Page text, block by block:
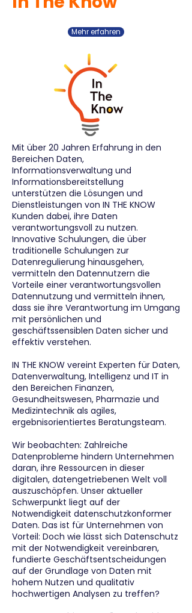
Mehr erfahren
Mit über 20 Jahren Erfahrung in den
Bereichen Daten,
Informationsverwaltung und
Informationsbereitstellung
unterstützen die Lösungen und
Dienstleistungen von IN THE KNOW
Kunden dabei, ihre Daten
verantwortungsvoll zu nutzen.
Innovative Schulungen, die über
traditionelle Schulungen zur
Datenregulierung hinausgehen,
vermitteln den Datennutzern die
Vorteile einer verantwortungsvollen
Datennutzung und vermitteln ihnen,
dass sie ihre Verantwortung im Umgang
mit persönlichen und
geschäftssensiblen Daten sicher und
effektiv verstehen.
IN THE KNOW vereint Experten für Daten,
Datenverwaltung, Intelligenz und IT in
den Bereichen Finanzen,
Gesundheitswesen, Pharmazie und
Medizintechnik als agiles,
ergebnisorientiertes Beratungsteam.
Wir beobachten: Zahlreiche
Datenprobleme hindern Unternehmen
daran, ihre Ressourcen in dieser
digitalen, datengetriebenen Welt voll
auszuschöpfen. Unser aktueller
Schwerpunkt liegt auf der
Notwendigkeit datenschutzkonformer
Daten. Das ist für Unternehmen von
Vorteil: Doch wie lässt sich Datenschutz
mit der Notwendigkeit vereinbaren,
fundierte Geschäftsentscheidungen
auf der Grundlage von Daten mit
hohem Nutzen und qualitativ
hochwertigen Analysen zu treffen?